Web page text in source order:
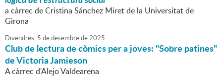
a càrrec de Cristina Sánchez Miret de la Universitat de
Girona
Divendres, 5 dedesembrede2025
Club de lectura de còmics per a joves: "Sobre patines"
de Victoria Jamieson
A càrrec d'Alejo Valdearena